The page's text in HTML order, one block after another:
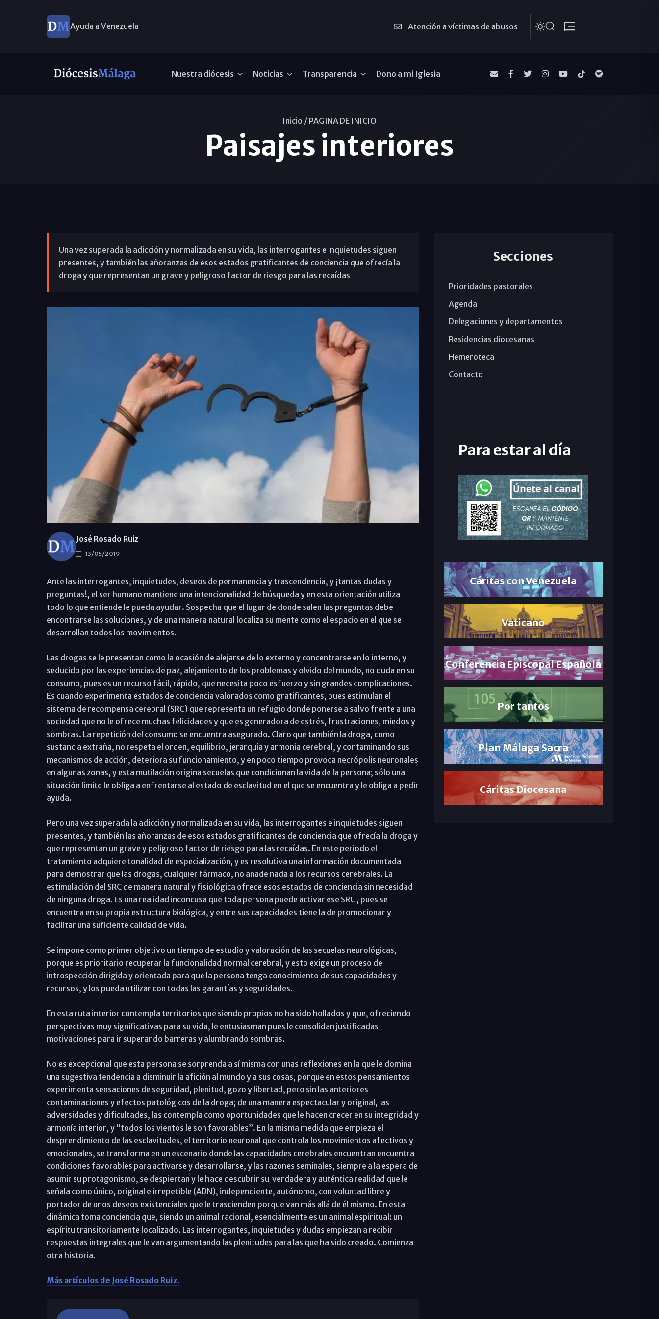
Ayuda a Venezuela Atención a víctimas de abusos
Nuestra diócesis Noticias Transparencia Dono a mi Iglesia
Inicio / PAGINA DE INICIO
Paisajes interiores
Una vez superada la adicción y normalizada en su vida, las interrogantes e inquietudes siguen
presentes, y también las añoranzas de esos estados gratificantes de conciencia que ofrecía la
droga y que representan un grave y peligroso factor de riesgo para las recaídas
José Rosado Ruiz
13/05/2019
Ante las interrogantes, inquietudes, deseos de permanencia y trascendencia, y ¡tantas dudas y
preguntas!, el ser humano mantiene una intencionalidad de búsqueda y en esta orientación utiliza
todo lo que entiende le pueda ayudar. Sospecha que el lugar de donde salen las preguntas debe
encontrarse las soluciones, y de una manera natural localiza su mente como el espacio en el que se
desarrollan todos los movimientos.
Las drogas se le presentan como la ocasión de alejarse de lo externo y concentrarse en lo interno, y
seducido por las experiencias de paz, alejamiento de los problemas y olvido del mundo, no duda en su
consumo, pues es un recurso fácil, rápido, que necesita poco esfuerzo y sin grandes complicaciones.
Es cuando experimenta estados de conciencia valorados como gratificantes, pues estimulan el
sistema de recompensa cerebral (SRC) que representa un refugio donde ponerse a salvo frente a una
sociedad que no le ofrece muchas felicidades y que es generadora de estrés, frustraciones, miedos y
sombras. La repetición del consumo se encuentra asegurado. Claro que también la droga, como
sustancia extraña, no respeta el orden, equilibrio, jerarquía y armonía cerebral, y contaminando sus
mecanismos de acción, deteriora su funcionamiento, y en poco tiempo provoca necrópolis neuronales
en algunas zonas, y esta mutilación origina secuelas que condicionan la vida de la persona; sólo una
situación límite le obliga a enfrentarse al estado de esclavitud en el que se encuentra y le obliga a pedir
ayuda.
Pero una vez superada la adicción y normalizada en su vida, las interrogantes e inquietudes siguen
presentes, y también las añoranzas de esos estados gratificantes de conciencia que ofrecía la droga y
que representan un grave y peligroso factor de riesgo para las recaídas. En este periodo el
tratamiento adquiere tonalidad de especialización, y es resolutiva una información documentada
para demostrar que las drogas, cualquier fármaco, no añade nada a los recursos cerebrales. La
estimulación del SRC de manera natural y fisiológica ofrece esos estados de conciencia sin necesidad
de ninguna droga. Es una realidad inconcusa que toda persona puede activar ese SRC , pues se
encuentra en su propia estructura biológica, y entre sus capacidades tiene la de promocionar y
facilitar una suficiente calidad de vida.
Se impone como primer objetivo un tiempo de estudio y valoración de las secuelas neurológicas,
porque es prioritario recuperar la funcionalidad normal cerebral, y esto exige un proceso de
introspección dirigida y orientada para que la persona tenga conocimiento de sus capacidades y
recursos, y los pueda utilizar con todas las garantías y seguridades.
En esta ruta interior contempla territorios que siendo propios no ha sido hollados y que, ofreciendo
perspectivas muy significativas para su vida, le entusiasman pues le consolidan justificadas
motivaciones para ir superando barreras y alumbrando sombras.
No es excepcional que esta persona se sorprenda a sí misma con unas reflexiones en la que le domina
una sugestiva tendencia a disminuir la afición al mundo y a sus cosas, porque en estos pensamientos
experimenta sensaciones de seguridad, plenitud, gozo y libertad, pero sin las anteriores
contaminaciones y efectos patológicos de la droga; de una manera espectacular y original, las
adversidades y dificultades, las contempla como oportunidades que le hacen crecer en su integridad y
armonía interior, y “todos los vientos le son favorables”. En la misma medida que empieza el
desprendimiento de las esclavitudes, el territorio neuronal que controla los movimientos afectivos y
emocionales, se transforma en un escenario donde las capacidades cerebrales encuentran encuentra
condiciones favorables para activarse y desarrollarse, y las razones seminales, siempre a la espera de
asumir su protagonismo, se despiertan y le hace descubrir su verdadera y auténtica realidad que le
señala como único, original e irrepetible (ADN), independiente, autónomo, con voluntad libre y
portador de unos deseos existenciales que le trascienden porque van más allá de él mismo. En esta
dinámica toma conciencia que, siendo un animal racional, esencialmente es un animal espiritual: un
espíritu transitoriamente localizado. Las interrogantes, inquietudes y dudas empiezan a recibir
respuestas integrales que le van argumentando las plenitudes para las que ha sido creado. Comienza
otra historia.
Más artículos de José Rosado Ruiz.
Secciones
Prioridades pastorales
Agenda
Delegaciones y departamentos
Residencias diocesanas
Hemeroteca
Contacto
Para estar al día
Cáritas con Venezuela
Vaticano
Conferencia Episcopal Española
Por tantos
Plan Málaga Sacra
Cáritas Diocesana